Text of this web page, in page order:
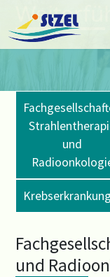
main
und
und